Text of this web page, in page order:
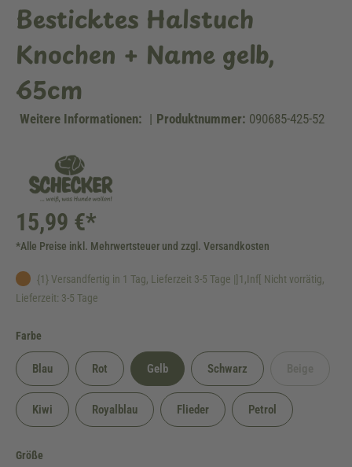
Besticktes Halstuch
Knochen + Name gelb,
65cm
Weitere Informationen: | Produktnummer: 090685-425-52
15,99 €*
*Alle Preise inkl. Mehrwertsteuer und zzgl. Versandkosten
{1} Versandfertig in 1 Tag, Lieferzeit 3-5 Tage |]1,Inf[ Nicht vorrätig,
Lieferzeit: 3-5 Tage
Farbe
Blau Rot Gelb Schwarz
Kiwi Royalblau Flieder Petrol
Größe